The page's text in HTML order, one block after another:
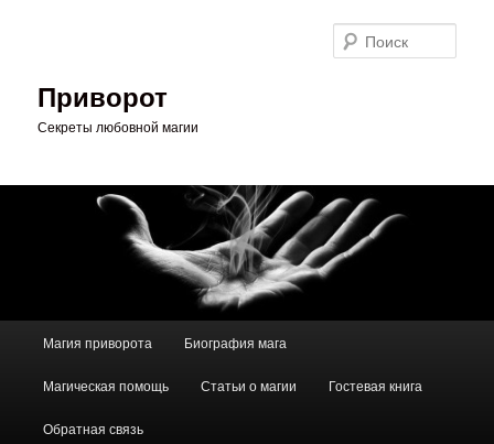
Приворот
Секреты любовной магии
Магия приворота Биография мага
Магическая помощь Статьи о магии Гостевая книга
Обратная связь